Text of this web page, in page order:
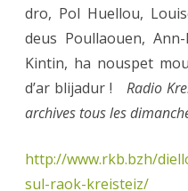
dro, Pol Huellou,
deus Poullaouen,
Kintin, ha nouspet
d’ar blijadur ! Radio
archives tous les
http://www.rkb.bzh/
sul-raok-kreisteiz/